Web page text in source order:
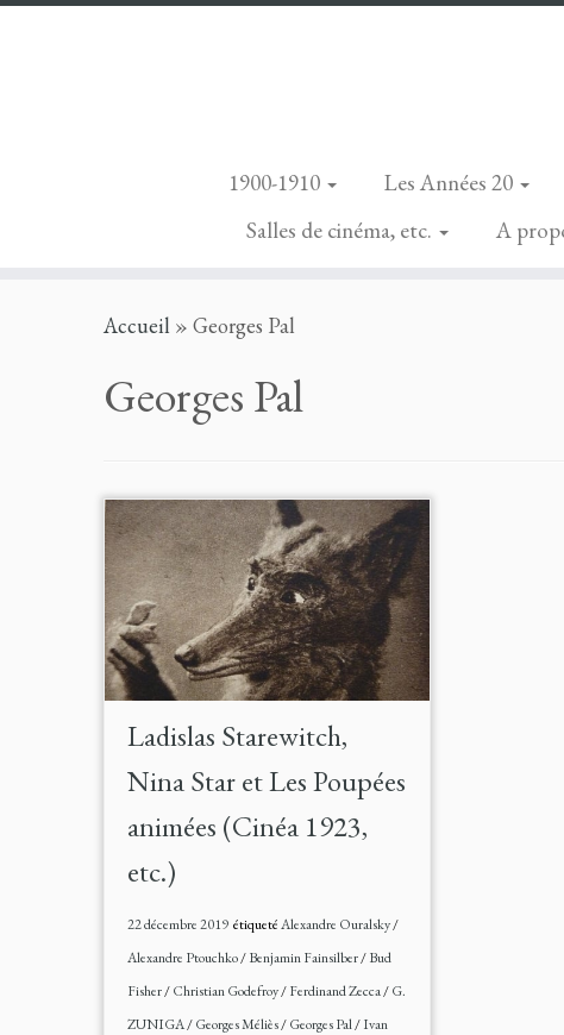
1900-1910 Les Années 20
Salles de cinéma, etc.
A
Accueil » Georges Pal
Georges Pal
Ladislas Starewitch,
Nina Star et Les Poupées
animées (Cinéa 1923,
etc.)
22 décembre 2019 étiquetéAlexandre Ouralsky/
Alexandre Ptouchko/Benjamin Fainsilber/Bud
Fisher/Christian Godefroy/Ferdinand Zecca/G.
ZUNIGA/Georges Méliès/Georges Pal/Ivan